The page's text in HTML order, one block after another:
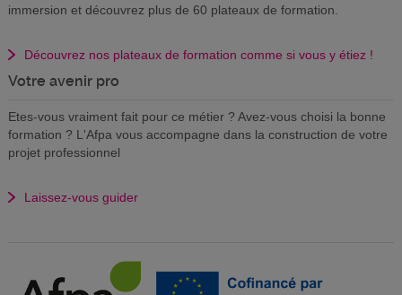
immersion et découvrez plus de 60 plateaux de formation.
Découvrez nos plateaux de formation comme si vous y étiez !
Votre avenir pro
Etes-vous vraiment fait pour ce métier ? Avez-vous choisi la bonne
formation ? L'Afpa vous accompagne dans la construction de votre
projet professionnel
Laissez-vous guider